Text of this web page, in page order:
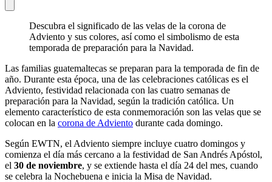
Descubra el significado de las velas de la corona de
Adviento y sus colores, así como el simbolismo de esta
temporada de preparación para la Navidad.
Las familias guatemaltecas se preparan para la temporada de fin de
año. Durante esta época, una de las celebraciones católicas es el
Adviento, festividad relacionada con las cuatro semanas de
preparación para la Navidad, según la tradición católica. Un
elemento característico de esta conmemoración son las velas que se
colocan en la corona de Adviento durante cada domingo.
Según EWTN, el Adviento siempre incluye cuatro domingos y
comienza el día más cercano a la festividad de San Andrés Apóstol,
el 30 de noviembre, y se extiende hasta el día 24 del mes, cuando
se celebra la Nochebuena e inicia la Misa de Navidad.